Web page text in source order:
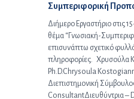
Συμπεριφορική
Διήμερο Εργαστήριο στις
θέμα “Γνωσιακή-
επισυνάπτω σχετικό
πληροφορίες. Χρυσούλα
Ph.D.Chrysoula
Διεπιστημονική
ConsultantΔιευθύντρια –